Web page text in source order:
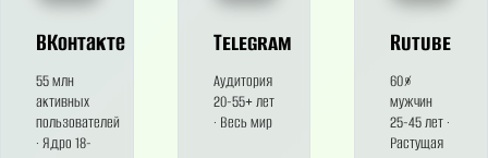
ВКонтакте
55 млн
активных
пользователей
· Ядро 18-
Telegram
Аудитория
20-55+ лет
· Весь мир
Rutube
60%
мужчин
25-45 лет ·
Растущая